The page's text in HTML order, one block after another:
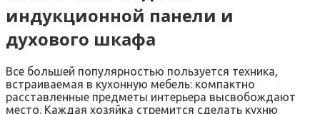
индукционной панели и
духового шкафа
Все большей популярностью пользуется техника,
встраиваемая в кухонную мебель: компактно
расставленные предметы интерьера высвобождают
место. Каждая хозяйка стремится сделать кухню